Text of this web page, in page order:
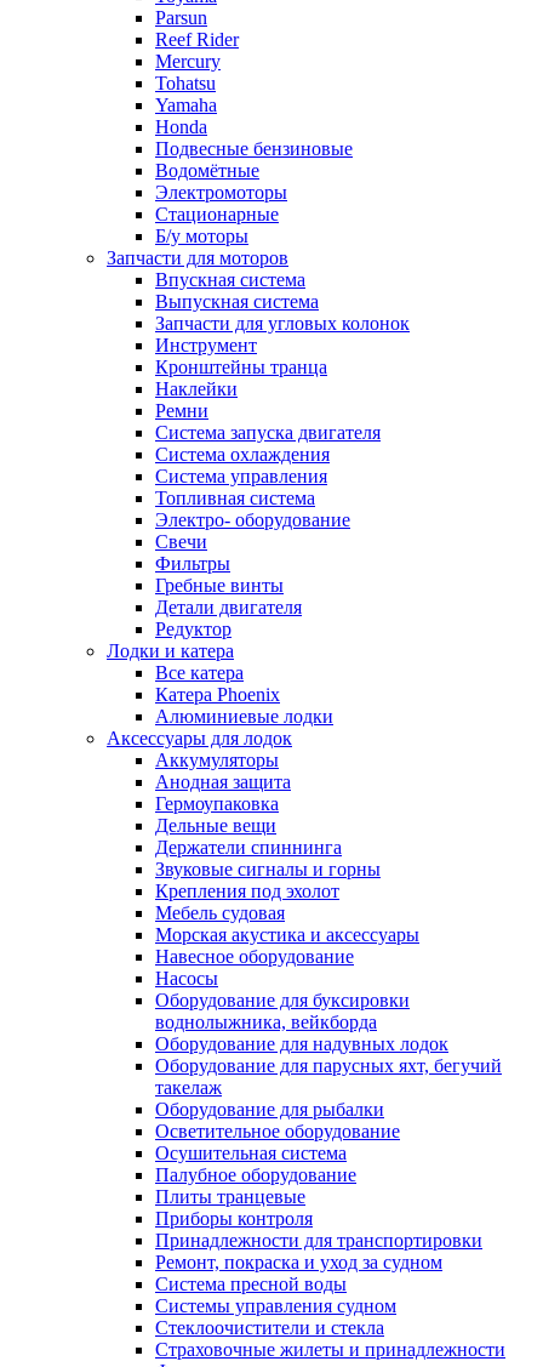
Parsun
Reef Rider
Mercury
Tohatsu
Yamaha
Honda
Подвесные бензиновые
Водомётные
Электромоторы
Стационарные
Б/у моторы
Запчасти для моторов
Впускная система
Выпускная система
Запчасти для угловых колонок
Инструмент
Кронштейны транца
Наклейки
Ремни
Система запуска двигателя
Система охлаждения
Система управления
Топливная система
Электро- оборудование
Свечи
Фильтры
Гребные винты
Детали двигателя
Редуктор
Лодки и катера
Все катера
Катера Phoenix
Алюминиевые лодки
Аксессуары для лодок
Аккумуляторы
Анодная защита
Гермоупаковка
Дельные вещи
Держатели спиннинга
Звуковые сигналы и горны
Крепления под эхолот
Мебель судовая
Морская акустика и аксессуары
Навесное оборудование
Насосы
Оборудование для буксировки
воднолыжника, вейкборда
Оборудование для надувных лодок
Оборудование для парусных яхт, бегучий
такелаж
Оборудование для рыбалки
Осветительное оборудование
Осушительная система
Палубное оборудование
Плиты транцевые
Приборы контроля
Принадлежности для транспортировки
Ремонт, покраска и уход за судном
Система пресной воды
Системы управления судном
Стеклоочистители и стекла
Страховочные жилеты и принадлежности